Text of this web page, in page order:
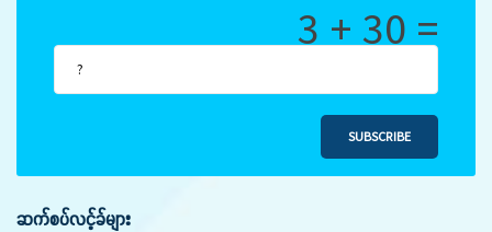
3 + 30 =
SUBSCRIBE
ဆက်စပ်လင့်ခ်များ